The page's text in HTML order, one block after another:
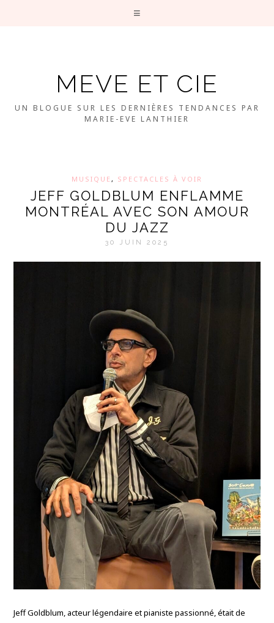
MEVE ET CIE
UN BLOGUE SUR LES DERNIÈRES TENDANCES PAR
MARIE-EVE LANTHIER
MUSIQUE, SPECTACLES À VOIR
JEFF GOLDBLUM ENFLAMME
MONTRÉAL AVEC SON AMOUR
DU JAZZ
30 JUIN 2025
Jeff Goldblum, acteur légendaire et pianiste passionné, était de